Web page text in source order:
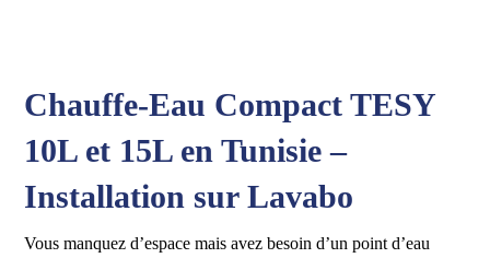
Chauffe-Eau Compact TESY
10L et 15L en Tunisie –
Installation sur Lavabo
Vous manquez d’espace mais avez besoin d’un point d’eau